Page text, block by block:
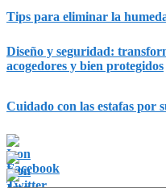
Tips para eliminar la
Diseño y seguridad:
acogedores y bien protegidos
Cuidado con las estafas por